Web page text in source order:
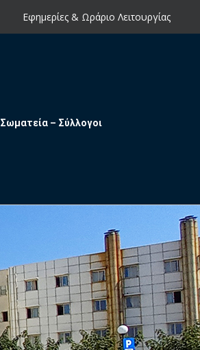
Εφημερίες & Ωράριο Λειτουργίας
Σωματεία – Σύλλογοι